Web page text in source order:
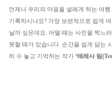
언제나 우리의 마음을 설레게 하는 여
기록하시나요? 가장 보편적으로 쉽게
닐까 싶은데요. 어떨 때는 사진을 찍느
못할 때가 있습니다. 순간을 쉽게 담는
히 수 놓고 기억하는 작가 ‘테레사 림